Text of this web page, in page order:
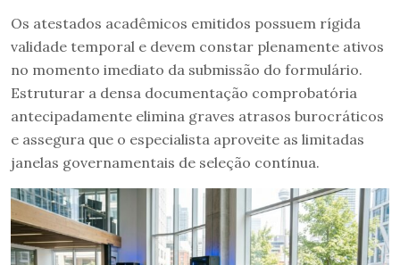
Os atestados acadêmicos emitidos possuem rígida
validade temporal e devem constar plenamente ativos
no momento imediato da submissão do formulário.
Estruturar a densa documentação comprobatória
antecipadamente elimina graves atrasos burocráticos
e assegura que o especialista aproveite as limitadas
janelas governamentais de seleção contínua.